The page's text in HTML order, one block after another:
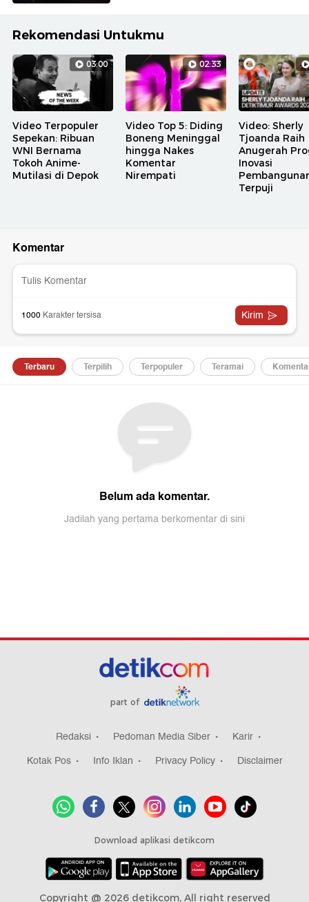
Rekomendasi Untukmu
03:00
Video Terpopuler
Sepekan: Ribuan
WNI Bernama
Tokoh Anime-
Mutilasi di Depok
02:33
Video Top 5: Diding
Boneng Meninggal
hingga Nakes
Komentar
Nirempati
Video: Sherly
Tjoanda Raih
Anugerah
Inovasi
Terpuji
part of
Redaksi Pedoman Media Siber
Karir
Kotak Pos
Info Iklan Privacy Policy Disclaimer
Download aplikasi detikcom
Copyright @ 2026 detikcom, All right reserved